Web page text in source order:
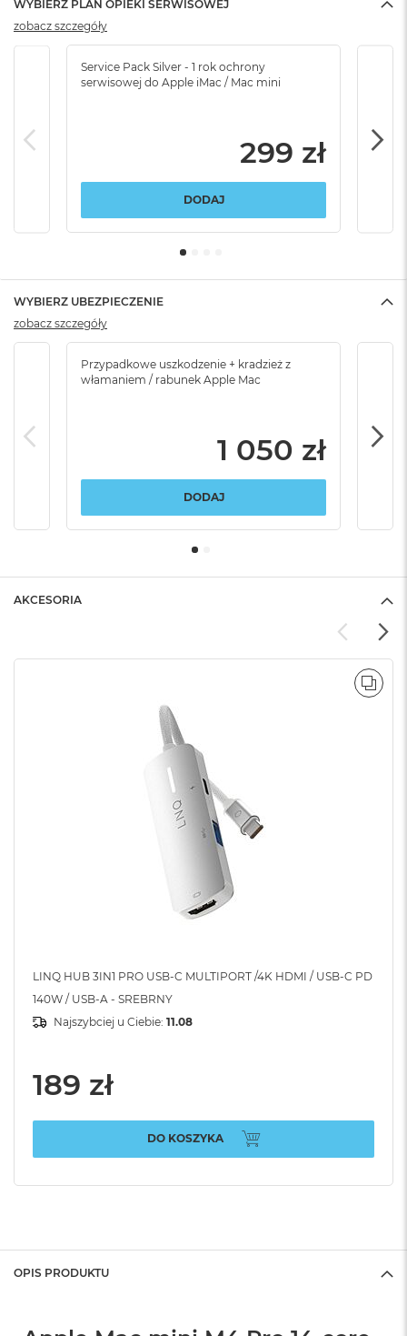
WYBIERZ PLAN OPIEKI SERWISOWEJ
Service Pack Silver - 1 rok ochrony
serwisowej do Apple iMac / Mac mini
299 zł
DODAJ
zobacz szczegóły
WYBIERZ UBEZPIECZENIE
Przypadkowe uszkodzenie + kradzież z
włamaniem / rabunek Apple Mac
1 050 zł
DODAJ
zobacz szczegóły
AKCESORIA
LINQ HUB 3IN1 PRO USB-C MULTIPORT /4K HDMI / USB-C PD
140W / USB-A - SREBRNY
Najszybciej u Ciebie: 11.08
189 zł
DO KOSZYKA
OPIS PRODUKTU